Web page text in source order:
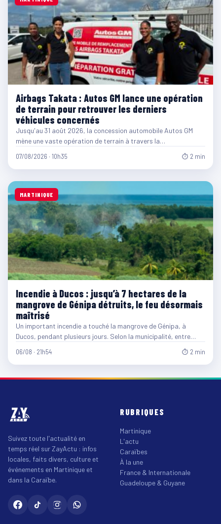
Airbags Takata : Autos GM lance une opération
de terrain pour retrouver les derniers
véhicules concernés
Jusqu'au 31 août 2026, la concession automobile Autos GM
mène une vaste opération de terrain à travers la…
07/08/2026 · 10h35 ⏱ 2 min
MARTINIQUE
Incendie à Ducos : jusqu’à 7 hectares de la
mangrove de Génipa détruits, le feu désormais
maîtrisé
Un important incendie a touché la mangrove de Génipa, à
Ducos, pendant plusieurs jours. Selon la municipalité, entre…
06/08 · 21h54 ⏱ 2 min
Suivez toute l'actualité en
temps réel sur ZayActu : infos
locales, faits divers, culture et
événements en Martinique et
dans la Caraïbe.
RUBRIQUES
Martinique
L'actu
Caraïbes
À la une
France & Internationale
Guadeloupe & Guyane